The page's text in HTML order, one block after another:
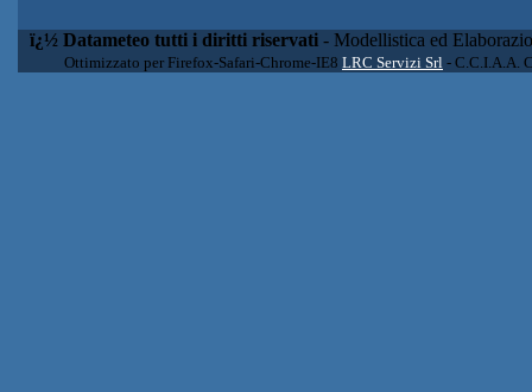
ï¿½ Datameteo tutti i diritti riservati - Modellistica ed
Ottimizzato per Firefox-Safari-Chrome-IE8 LRC Servizi Srl - C.C.I.A.A.